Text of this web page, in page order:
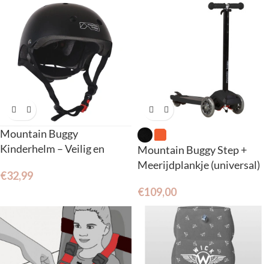
Mountain Buggy
Kinderhelm – Veilig en
€32,99
Mountain Buggy Step +
Meerijdplankje (universal)
€109,00